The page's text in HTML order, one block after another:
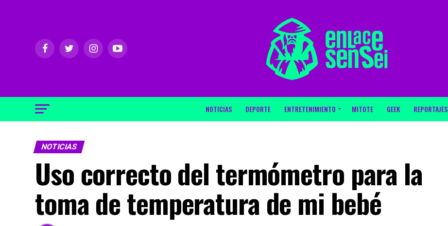
NOTICIAS DEPORTE ENTRETENIMIENTO MITOTE GEEK REPORTAJES
NOTICIAS
Uso correcto del termómetro para la
toma de temperatura de mi bebé